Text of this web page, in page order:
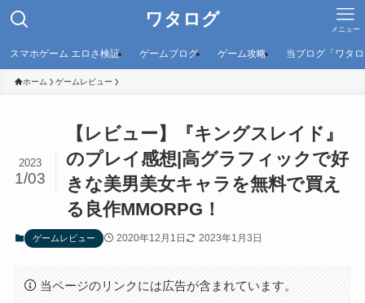
ワタログ メニュー
スマホゲーム エロさ検証 ゲームブログ ゲーム攻略 当ブログ「ワタ
ホーム ゲームレビュー
【レビュー】『キングスレイド』
のプレイ感想|高グラフィックで好
きな美男美女キャラを無料で買え
る良作MMORPG！
2023
1/03
ゲームレビュー 2020年12月1日 2023年1月3日
当ページのリンクには広告が含まれています。